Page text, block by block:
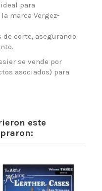
para
marca Vergez-
corte, asegurando
se vende por
asociados) para
este